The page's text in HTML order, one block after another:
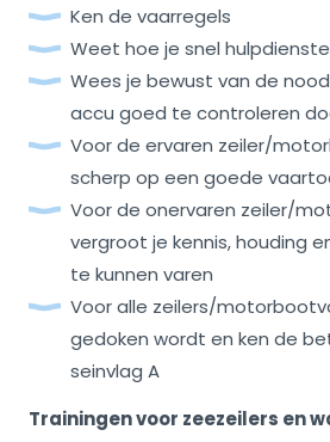
Ken de vaarregels
Weet hoe je snel
Wees je bewust van de
accu goed te controleren
Voor de ervaren zeiler/
scherp op een goede
Voor de onervaren zeiler/
vergroot je kennis, houding
te kunnen varen
Voor alle zeilers/
gedoken wordt en ken de
seinvlag A
Trainingen voor zeezeilers en